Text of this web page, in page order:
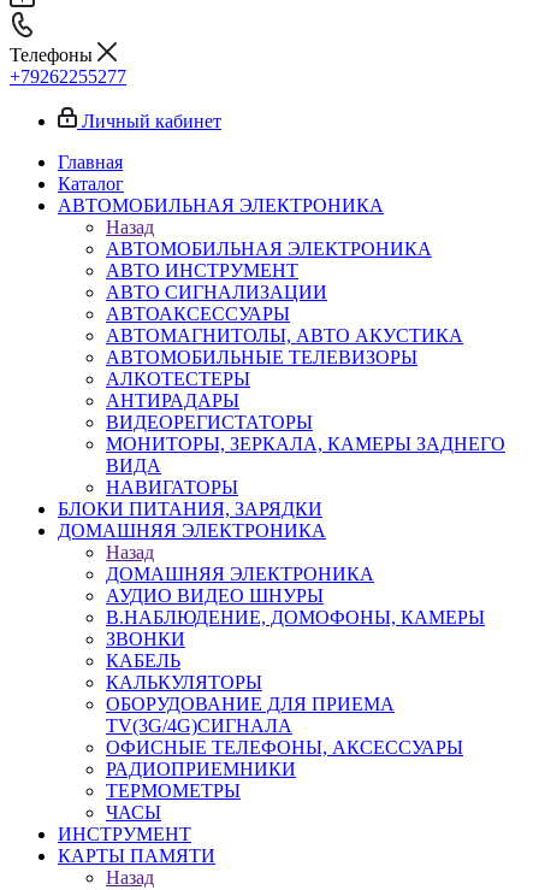
Телефоны
+79262255277
Личный кабинет
Главная
Каталог
АВТОМОБИЛЬНАЯ ЭЛЕКТРОНИКА
Назад
АВТОМОБИЛЬНАЯ ЭЛЕКТРОНИКА
АВТО ИНСТРУМЕНТ
АВТО СИГНАЛИЗАЦИИ
АВТОАКСЕССУАРЫ
АВТОМАГНИТОЛЫ, АВТО АКУСТИКА
АВТОМОБИЛЬНЫЕ ТЕЛЕВИЗОРЫ
АЛКОТЕСТЕРЫ
АНТИРАДАРЫ
ВИДЕОРЕГИСТАТОРЫ
МОНИТОРЫ, ЗЕРКАЛА, КАМЕРЫ ЗАДНЕГО
ВИДА
НАВИГАТОРЫ
БЛОКИ ПИТАНИЯ, ЗАРЯДКИ
ДОМАШНЯЯ ЭЛЕКТРОНИКА
Назад
ДОМАШНЯЯ ЭЛЕКТРОНИКА
АУДИО ВИДЕО ШНУРЫ
В.НАБЛЮДЕНИЕ, ДОМОФОНЫ, КАМЕРЫ
ЗВОНКИ
КАБЕЛЬ
КАЛЬКУЛЯТОРЫ
ОБОРУДОВАНИЕ ДЛЯ ПРИЕМА
TV(3G/4G)СИГНАЛА
ОФИСНЫЕ ТЕЛЕФОНЫ, АКСЕССУАРЫ
РАДИОПРИЕМНИКИ
ТЕРМОМЕТРЫ
ЧАСЫ
ИНСТРУМЕНТ
КАРТЫ ПАМЯТИ
Назад